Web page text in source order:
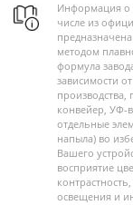
Информация о
числе из
методом
формула
зависимости
производства,
конвейер, УФ-
отдельные
напыла) во
Вашего
восприятие
освещения и